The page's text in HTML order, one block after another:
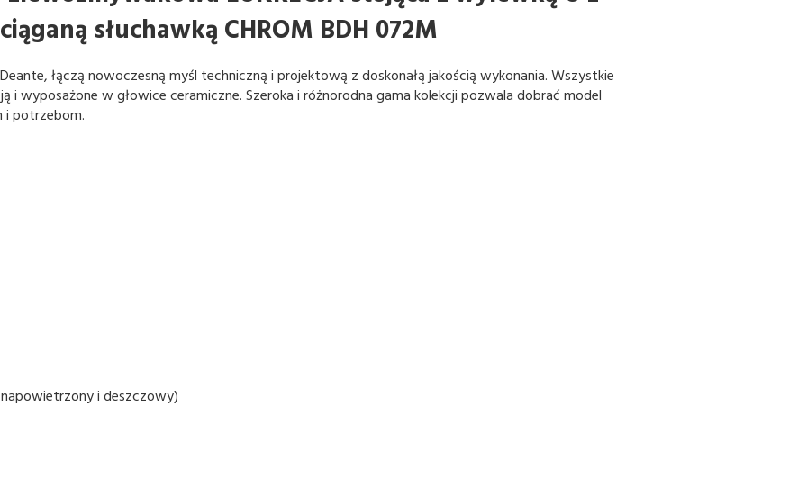
słuchawką CHROM BDH 072M
łączą nowoczesną myśl techniczną i projektową z doskonałą jakością wykonania. Wszystkie
i wyposażone w głowice ceramiczne. Szeroka i różnorodna gama kolekcji pozwala dobrać model
i potrzebom.
i deszczowy)